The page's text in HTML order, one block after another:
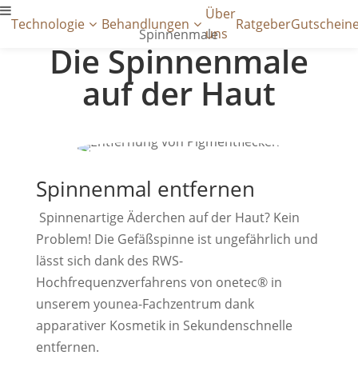
Technologie Behandlungen
Über
uns
Ratgeber
Spinnenmale
Die Spinnenmale
auf der Haut
Spinnenmal entfernen
Spinnenartige Äderchen auf der Haut? Kein
Problem! Die Gefäßspinne ist ungefährlich und
lässt sich dank des RWS-
Hochfrequenzverfahrens von onetec® in
unserem younea-Fachzentrum dank
apparativer Kosmetik in Sekundenschnelle
entfernen.